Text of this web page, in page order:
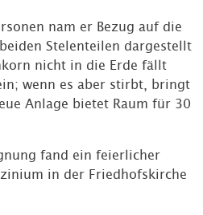
nam er Bezug auf die
Stelenteilen dargestellt
nicht in die Erde fällt
wenn es aber stirbt, bringt
Anlage bietet Raum für 30
fand ein feierlicher
in der Friedhofskirche